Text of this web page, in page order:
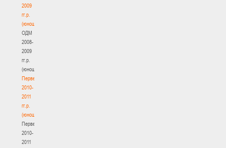
2009
гг.р.
(юноши)
ОДМ
2008-
2009
гг.р.
(юноши)
Первенство
2010-
2011
гг.р.
(юноши)
Первенство
2010-
2011